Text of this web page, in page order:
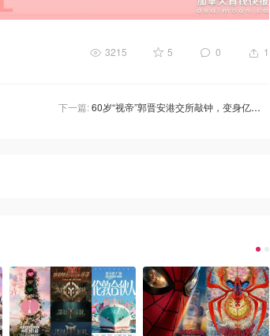
3215 5 0 1
下一篇:60岁“视帝”郭晋安港交所敲钟，变身亿万富豪！宣布淡出娱乐圈，背后故事大起底！